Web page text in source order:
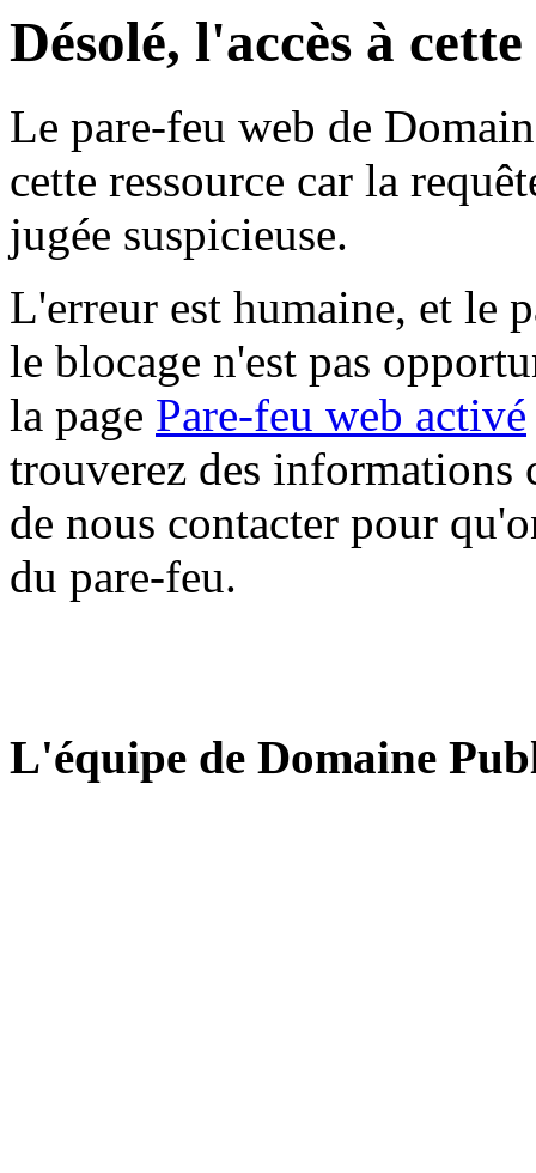
Désolé, l'accès à
Le pare-feu web de
cette ressource car la
jugée suspicieuse.
L'erreur est humaine, et le
le blocage n'est pas
la page Pare-feu web activé
trouverez des informations
de nous contacter pour
du pare-feu.
L'équipe de Domaine